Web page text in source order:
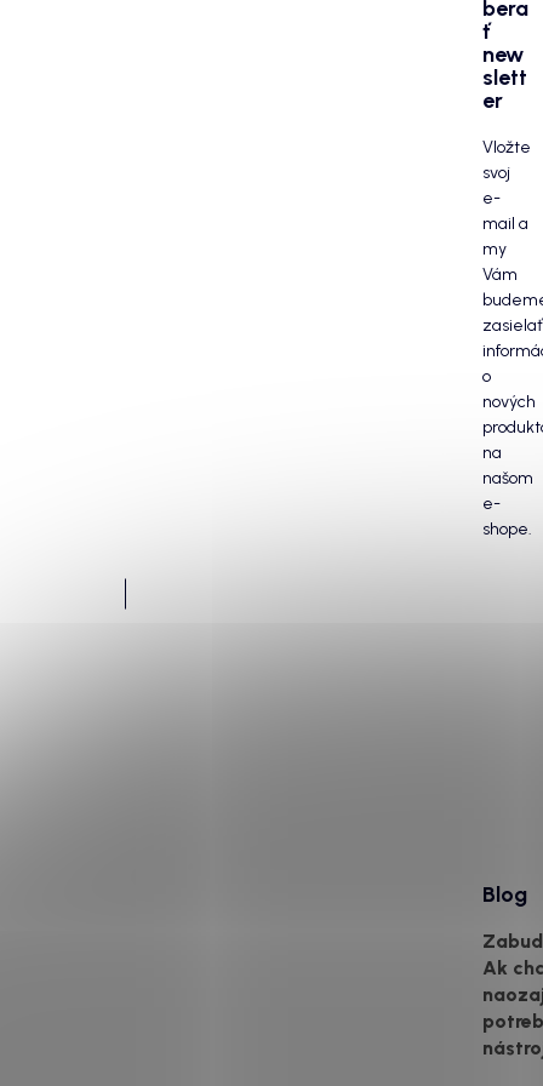
bera
ť
new
slett
er
Vložte
svoj
e-
mail a
my
Vám
zasielať
o
nových
na
našom
e-
shope.
Blog
Ak